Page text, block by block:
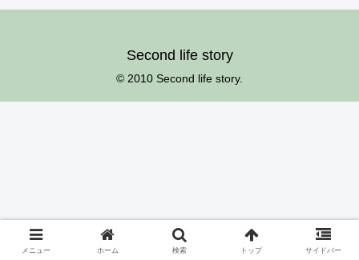
Second life story
© 2010 Second life story.
メニュー ホーム 検索 トップ サイドバー